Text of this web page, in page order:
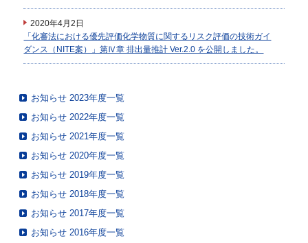
2020年4月2日
「化審法における優先評価化学物質に関するリスク評価の技術ガイ
ダンス（NITE案）」第Ⅳ章 排出量推計 Ver.2.0 を公開しました。
お知らせ 2023年度一覧
お知らせ 2022年度一覧
お知らせ 2021年度一覧
お知らせ 2020年度一覧
お知らせ 2019年度一覧
お知らせ 2018年度一覧
お知らせ 2017年度一覧
お知らせ 2016年度一覧